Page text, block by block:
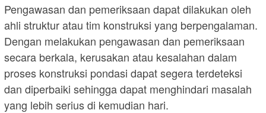
Pengawasan dan pemeriksaan dapat dilakukan oleh
ahli struktur atau tim konstruksi yang berpengalaman.
Dengan melakukan pengawasan dan pemeriksaan
secara berkala, kerusakan atau kesalahan dalam
proses konstruksi pondasi dapat segera terdeteksi
dan diperbaiki sehingga dapat menghindari masalah
yang lebih serius di kemudian hari.